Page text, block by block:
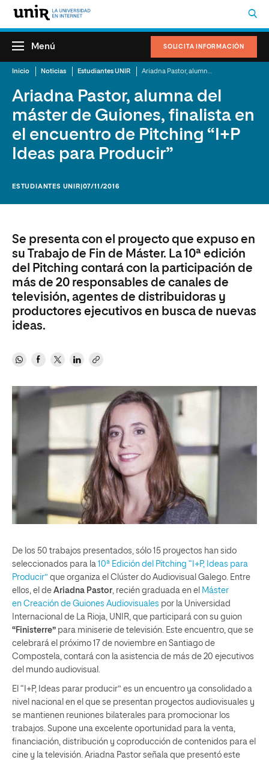
SOLICITA INFORMACIÓN
Menú
Inicio Noticias Estudiantes UNIR
Ariadna Pastor, alumna del
máster de Guiones, finalista en
el encuentro de Pitching “I+P
Ideas para Producir”
ESTUDIANTES UNIR |07/11/2016
Se presenta con el proyecto que expuso en
su Trabajo de Fin de Máster. La 10ª edición
del Pitching contará con la participación de
más de 20 responsables de canales de
televisión, agentes de distribuidoras y
productores ejecutivos en busca de nuevas
ideas.
De los 50 trabajos presentados, sólo 15 proyectos han sido
seleccionados para la 10ª Edición del Pitching “I+P, Ideas para
Producir” que organiza el Clúster do Audiovisual Galego. Entre
ellos, el de Ariadna Pastor , recién graduada en el Máster
en Creación de Guiones Audiovisuales por la Universidad
Internacional de La Rioja, UNIR, que participará con su guion
“Finisterre” para miniserie de televisión. Este encuentro, que se
celebrará el próximo 17 de noviembre en Santiago de
Compostela, contará con la asistencia de más de 20 ejecutivos
del mundo audiovisual.
El “I+P, Ideas parar producir” es un encuentro ya consolidado a
nivel nacional en el que se presentan proyectos audiovisuales y
se mantienen reuniones bilaterales para promocionar los
trabajos. Supone una excelente oportunidad para la venta,
financiación, distribución y coproducción de contenidos para el
cine y la televisión. Ariadna Pastor señala que presentó este